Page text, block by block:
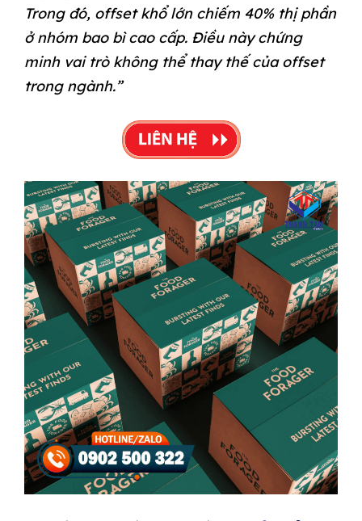
Trong đó, offset khổ lớn chiếm 40% thị phần
ở nhóm bao bì cao cấp. Điều này chứng
minh vai trò không thể thay thế của offset
trong ngành.”